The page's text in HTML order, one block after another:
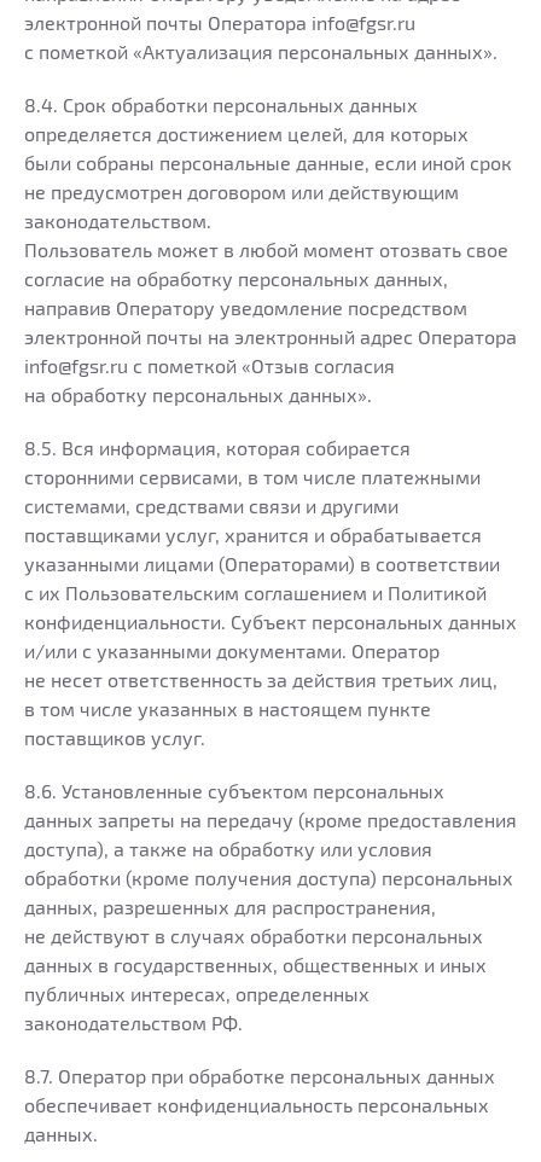
электронной почты Оператора info@fgsr.ru
с пометкой «Актуализация персональных данных».
8.4. Срок обработки персональных данных
определяется достижением целей, для которых
были собраны персональные данные, если иной срок
не предусмотрен договором или действующим
законодательством.
Пользователь может в любой момент отозвать свое
согласие на обработку персональных данных,
направив Оператору уведомление посредством
электронной почты на электронный адрес Оператора
info@fgsr.ru с пометкой «Отзыв согласия
на обработку персональных данных».
8.5. Вся информация, которая собирается
сторонними сервисами, в том числе платежными
системами, средствами связи и другими
поставщиками услуг, хранится и обрабатывается
указанными лицами (Операторами) в соответствии
с их Пользовательским соглашением и Политикой
конфиденциальности. Субъект персональных данных
и/или с указанными документами. Оператор
не несет ответственность за действия третьих лиц,
в том числе указанных в настоящем пункте
поставщиков услуг.
8.6. Установленные субъектом персональных
данных запреты на передачу (кроме предоставления
доступа), а также на обработку или условия
обработки (кроме получения доступа) персональных
данных, разрешенных для распространения,
не действуют в случаях обработки персональных
данных в государственных, общественных и иных
публичных интересах, определенных
законодательством РФ.
8.7. Оператор при обработке персональных данных
обеспечивает конфиденциальность персональных
данных.